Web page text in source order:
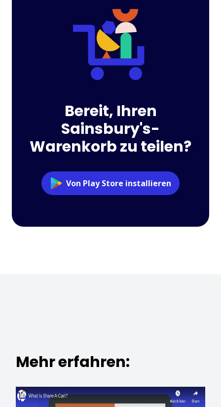
Bereit, Ihren
Sainsbury's-
Warenkorb zu teilen?
Von Play Store installieren
Mehr erfahren: